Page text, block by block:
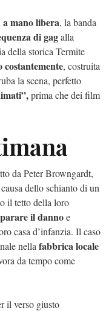
mano libera, la banda
di gagalla
della storica Termite
, costruita
la scena, perfetto
prima che dei film
da Peter Browngardt,
dello schianto di un
il tetto della loro
il dannoe
casa d’infanzia. Il caso
nella fabbrica locale
da tempo come
il verso giusto